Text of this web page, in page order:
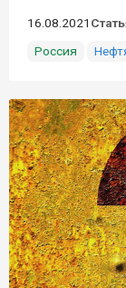
16.08.2021
Россия